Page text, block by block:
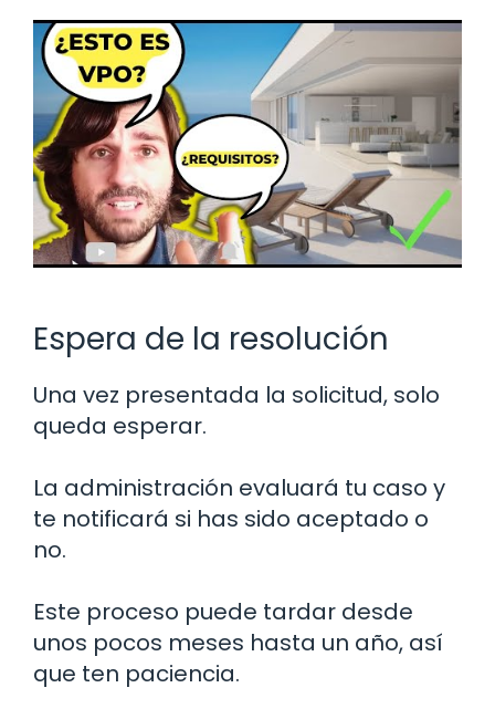
Espera de la resolución
Una vez presentada la solicitud, solo
queda esperar.
La administración evaluará tu caso y
te notificará si has sido aceptado o
no.
Este proceso puede tardar desde
unos pocos meses hasta un año, así
que ten paciencia.